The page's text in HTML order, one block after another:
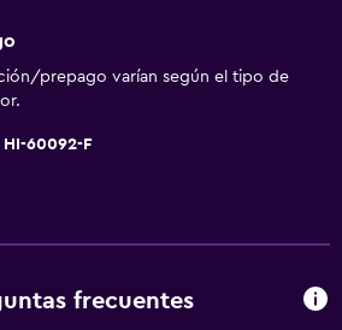
prepago varían según el tipo de
60092-F
frecuentes